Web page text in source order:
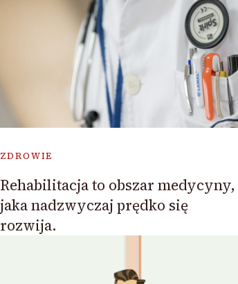
ZDROWIE
Rehabilitacja to obszar medycyny,
jaka nadzwyczaj prędko się
rozwija.